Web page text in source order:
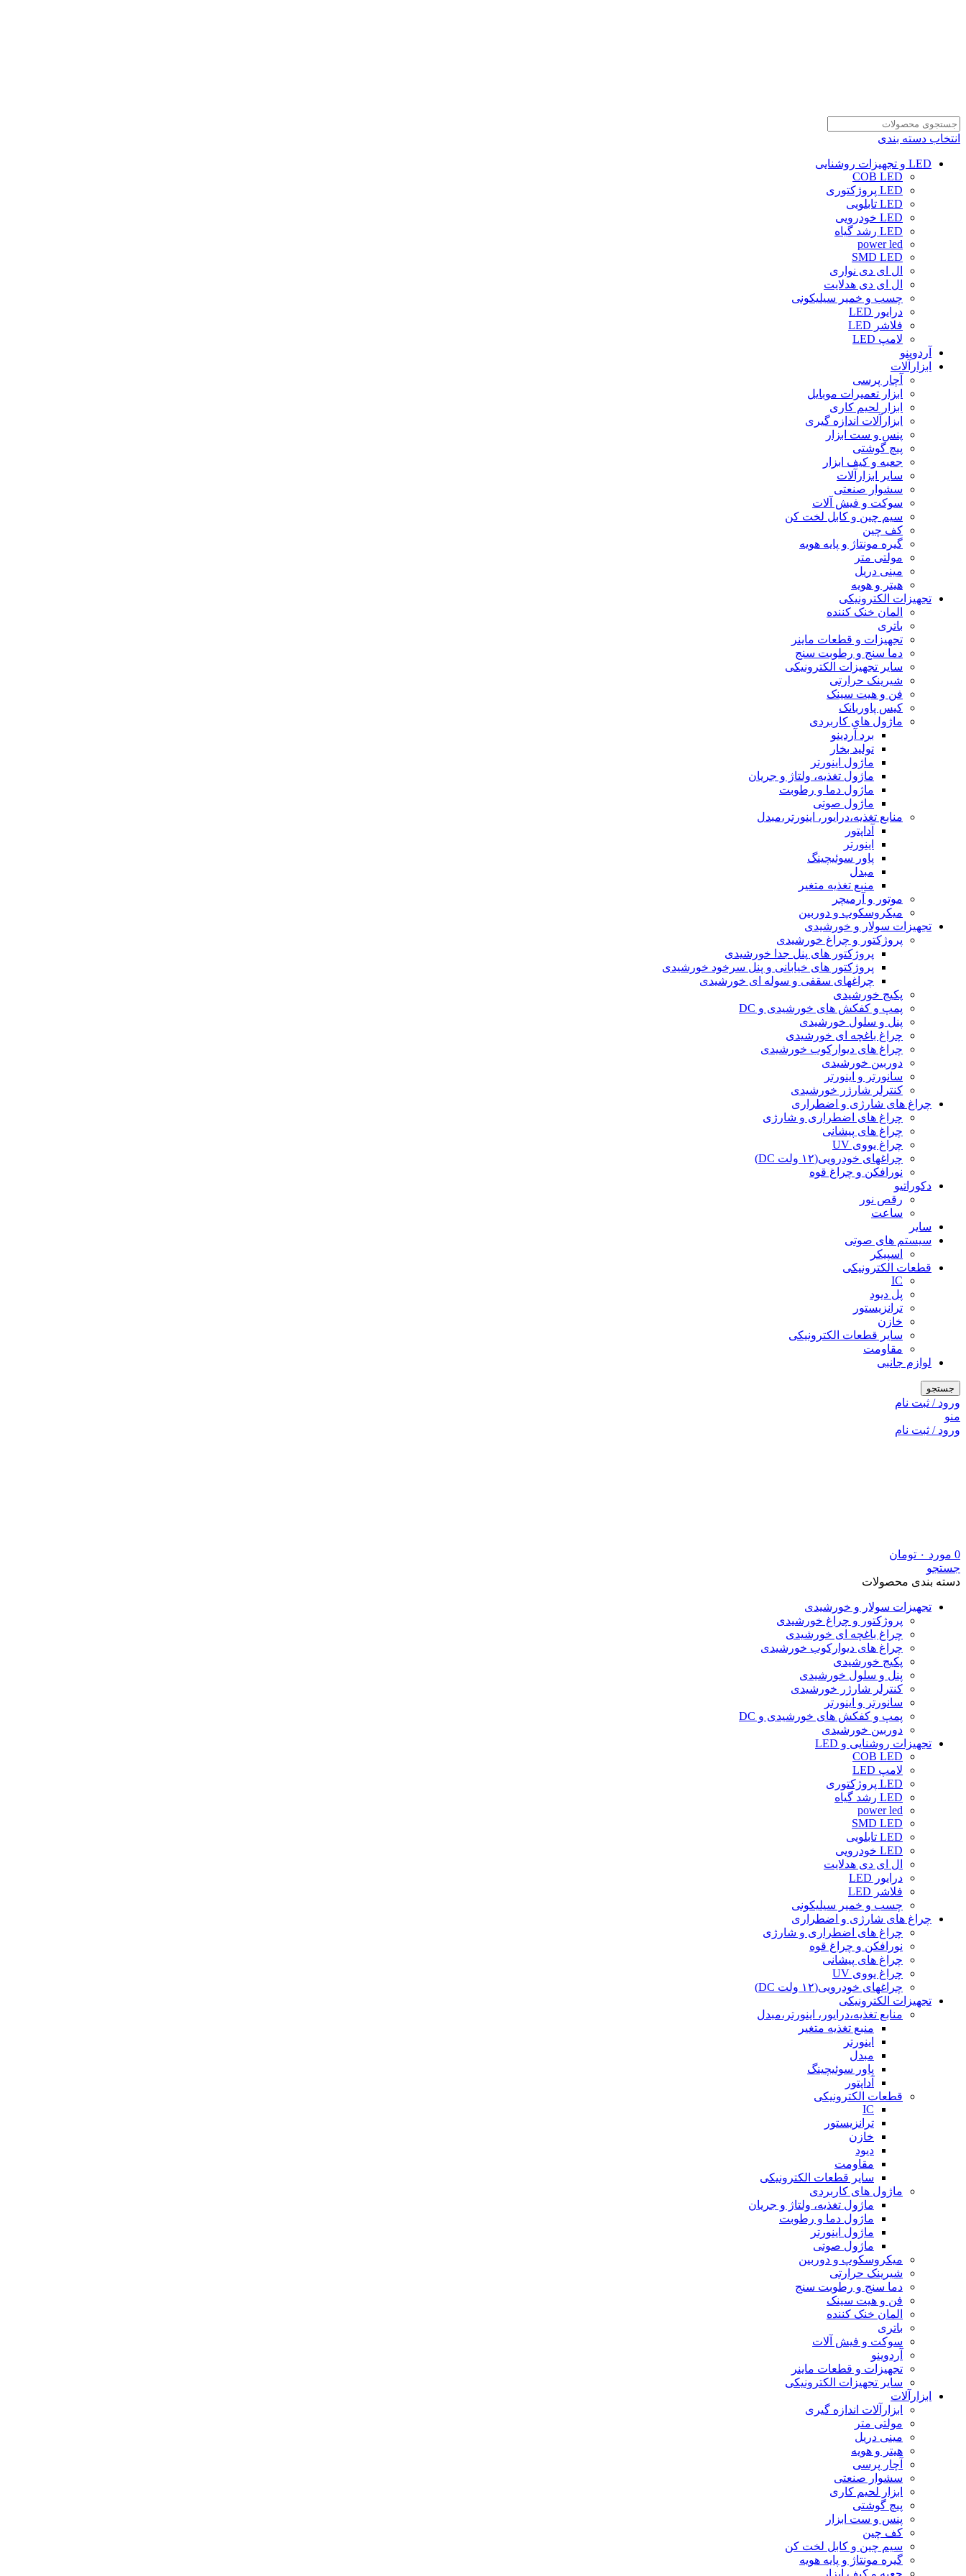
انتخاب دسته بندی
LED و تجهیزات روشنایی
COB LED
LED پروژکتوری
LED تابلویی
LED خودرویی
LED رشد گیاه
power led
SMD LED
ال ای دی نواری
ال ای دی هدلایت
چسب و خمیر سیلیکونی
درایور LED
فلاشر LED
لامپ LED
آردوینو
ابزارآلات
آچار پرسی
ابزار تعمیرات موبایل
ابزار لحیم کاری
ابزارآلات اندازه گیری
پنس و ست ابزار
پیچ گوشتی
جعبه و کیف ابزار
سایر ابزارآلات
سشوار صنعتی
سوکت و فیش آلات
سیم چین و کابل لخت کن
کف چین
گیره مونتاژ و پایه هویه
مولتی متر
مینی دریل
هیتر و هویه
تجهیزات الکترونیکی
المان خنک کننده
باتری
تجهیزات و قطعات ماینر
دما سنج و رطوبت سنج
سایر تجهیزات الکترونیکی
شیرینک حرارتی
فن و هیت سینک
کیس پاوربانک
ماژول های کاربردی
برد آردینو
تولید بخار
ماژول اینورتر
ماژول تغذیه، ولتاژ و جریان
ماژول دما و رطوبت
ماژول صوتی
منابع تغذیه،درایور، اینورتر،مبدل
آداپتور
اینورتر
پاور سوئیچینگ
مبدل
منبع تغذیه متغیر
موتور و آرمیچر
میکروسکوپ و دوربین
تجهیزات سولار و خورشیدی
پروژکتور و چراغ خورشیدی
پروژکتور های پنل جدا خورشیدی
پروژکتور های خیابانی و پنل سرخود خورشیدی
چراغهای سقفی و سوله ای خورشیدی
پکیج خورشیدی
پمپ و کفکش های خورشیدی و DC
پنل و سلول خورشیدی
چراغ باغچه ای خورشیدی
چراغ های دیوارکوب خورشیدی
دوربین خورشیدی
سانورتر و اینورتر
کنترلر شارژر خورشیدی
چراغ های شارژی و اضطراری
چراغ های اضطراری و شارژی
چراغ های پیشانی
چراغ یووی UV
چراغهای خودرویی(۱۲ ولت DC)
نورافکن و چراغ قوه
دکوراتیو
رقص نور
ساعت
سایر
سیستم های صوتی
اسپیکر
قطعات الکترونیکی
IC
پل دیود
ترانزیستور
خازن
سایر قطعات الکترونیکی
مقاومت
لوازم جانبی
جستجو
ورود / ثبت نام
منو
ورود / ثبت نام
0 مورد ۰ تومان
جستجو
دسته بندی محصولات
تجهیزات سولار و خورشیدی
پروژکتور و چراغ خورشیدی
چراغ باغچه ای خورشیدی
چراغ های دیوارکوب خورشیدی
پکیج خورشیدی
پنل و سلول خورشیدی
کنترلر شارژر خورشیدی
سانورتر و اینورتر
پمپ و کفکش های خورشیدی و DC
دوربین خورشیدی
تجهیزات روشنایی و LED
COB LED
لامپ LED
LED پروژکتوری
LED رشد گیاه
power led
SMD LED
LED تابلویی
LED خودرویی
ال ای دی هدلایت
درایور LED
فلاشر LED
چسب و خمیر سیلیکونی
چراغ های شارژی و اضطراری
چراغ های اضطراری و شارژی
نورافکن و چراغ قوه
چراغ های پیشانی
چراغ یووی UV
چراغهای خودرویی(۱۲ ولت DC)
تجهیزات الکترونیکی
منابع تغذیه،درایور، اینورتر،مبدل
منبع تغذیه متغیر
اینورتر
مبدل
پاور سوئیچینگ
آداپتور
قطعات الکترونیکی
IC
ترانزیستور
خازن
دیود
مقاومت
سایر قطعات الکترونیکی
ماژول های کاربردی
ماژول تغذیه، ولتاژ و جریان
ماژول دما و رطوبت
ماژول اینورتر
ماژول صوتی
میکروسکوپ و دوربین
شیرینک حرارتی
دما سنج و رطوبت سنج
فن و هیت سینک
المان خنک کننده
باتری
سوکت و فیش آلات
آردوینو
تجهیزات و قطعات ماینر
سایر تجهیزات الکترونیکی
ابزارآلات
ابزارآلات اندازه گیری
مولتی متر
مینی دریل
هیتر و هویه
آچار پرسی
سشوار صنعتی
ابزار لحیم کاری
پیچ گوشتی
پنس و ست ابزار
کف چین
سیم چین و کابل لخت کن
گیره مونتاژ و پایه هویه
جعبه و کیف ابزار